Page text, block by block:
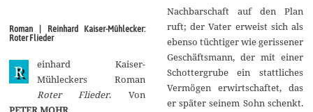
e
z
e
m
b
e
r
2
0
1
Roman | Reinhard Kaiser-Mühlecker:
Roter Flieder
R
einhard Kaiser-
Mühleckers Roman
Roter Flieder. Von
Nachbarschaft auf den Plan
ruft; der Vater erweist sich als
ebenso tüchtiger wie gerissener
Geschäftsmann, der mit einer
Schottergrube ein stattliches
Vermögen erwirtschaftet, das
er später seinem Sohn schenkt.